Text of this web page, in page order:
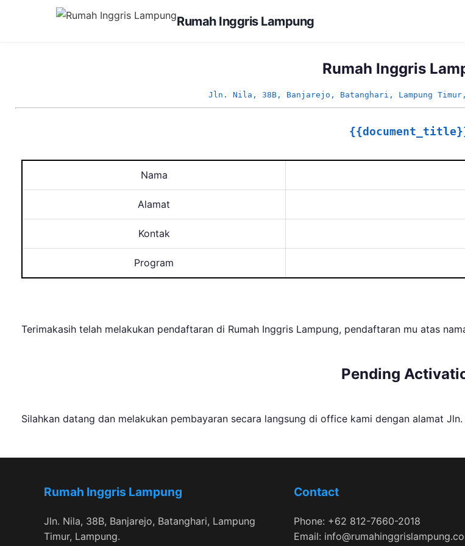
Rumah Inggris Lampung
Rumah Inggris
Jln. Nila, 38B, Banjarejo, Batanghari, Lampung Timur,
Nama
Alamat
Kontak
Program
Terimakasih telah melakukan pendaftaran di Rumah Inggris Lampung, pendaftaran mu atas
Pending
Silahkan datang dan melakukan pembayaran secara langsung di office kami dengan alamat
Rumah Inggris Lampung
Jln. Nila, 38B, Banjarejo, Batanghari, Lampung
Timur, Lampung.
Contact
Phone: +62 812-7660-2018
Email: